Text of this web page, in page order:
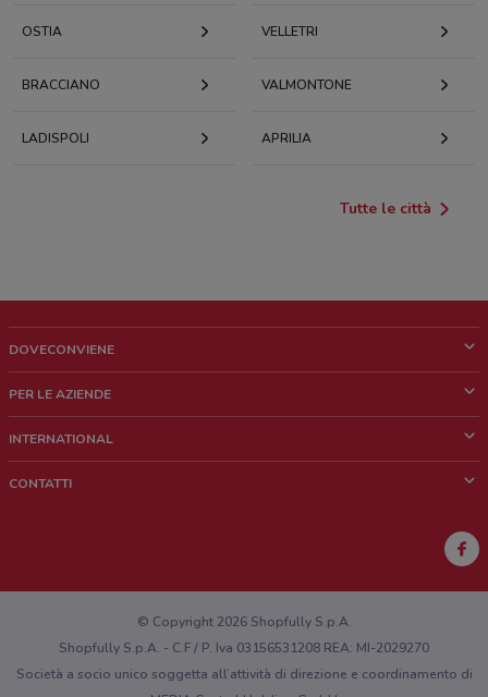
OSTIA VELLETRI
BRACCIANO VALMONTONE
LADISPOLI APRILIA
Tutte le città
DOVECONVIENE
Chi siamo
Lavora con noi
PER LE AZIENDE
Richieste commerciali e marketing
INTERNATIONAL
CONTATTI
Hai un malfunzionamento sul web o sull'app?
© Copyright 2026 Shopfully S.p.A.
Shopfully S.p.A. - C.F / P. Iva 03156531208 REA: MI-2029270
Società a socio unico soggetta all’attività di direzione e coordinamento di